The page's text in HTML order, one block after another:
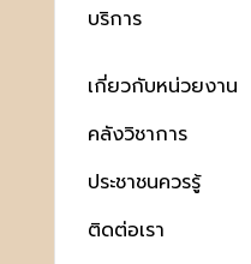
บริการ
เกี่ยวกับหน่วยงาน
คลังวิชาการ
ประชาชนควรรู้
ติดต่อเรา